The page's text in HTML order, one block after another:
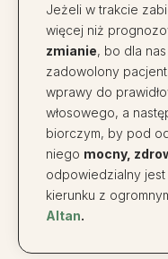
Jeżeli w trakcie
więcej niż
zmianie, bo dla
zadowolony
wprawy do
włosowego, a
biorczym, by pod
niego mocny,
odpowiedzialny jest
kierunku z
Altan.